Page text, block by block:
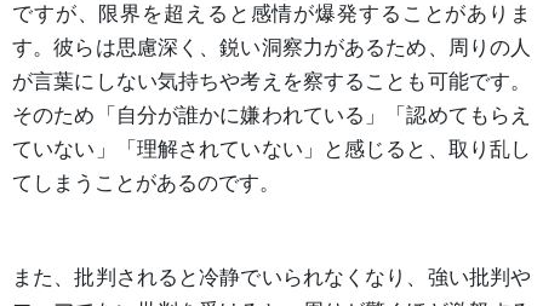
ですが、限界を超えると感情が爆発することがありま
す。彼らは思慮深く、鋭い洞察力があるため、周りの人
が言葉にしない気持ちや考えを察することも可能です。
そのため「自分が誰かに嫌われている」「認めてもらえ
ていない」「理解されていない」と感じると、取り乱し
てしまうことがあるのです。
また、批判されると冷静でいられなくなり、強い批判や